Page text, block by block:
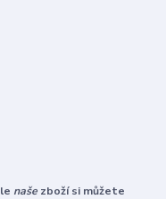
naše zboží si můžete